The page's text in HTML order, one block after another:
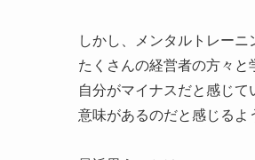
しかし、メンタルトレーニ
たくさんの経営者の方々と
自分がマイナスだと感じて
意味があるのだと感じるよ